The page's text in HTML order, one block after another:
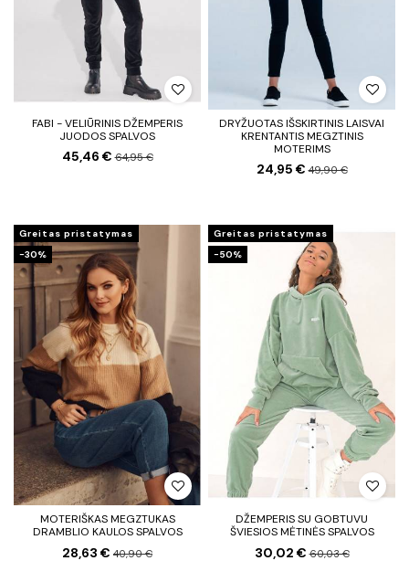
FABI - VELIŪRINIS DŽEMPERIS
JUODOS SPALVOS
45,46 €64,95 €
DRYŽUOTAS IŠSKIRTINIS LAISVAI
KRENTANTIS MEGZTINIS
MOTERIMS
24,95 €49,90 €
Greitas pristatymas
−30%
MOTERIŠKAS MEGZTUKAS
DRAMBLIO KAULOS SPALVOS
28,63 € 40,90 €
Greitas pristatymas
−50%
DŽEMPERIS SU GOBTUVU
ŠVIESIOS MĖTINĖS SPALVOS
30,02 €60,03 €